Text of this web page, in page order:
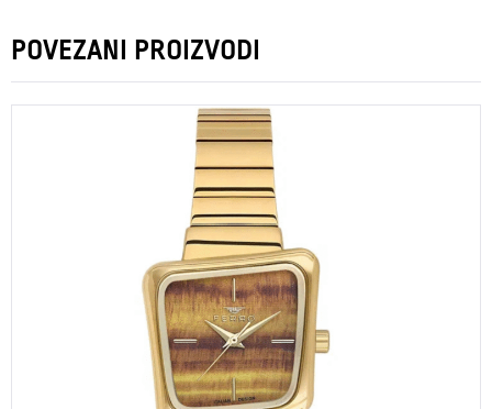
POVEZANI PROIZVODI